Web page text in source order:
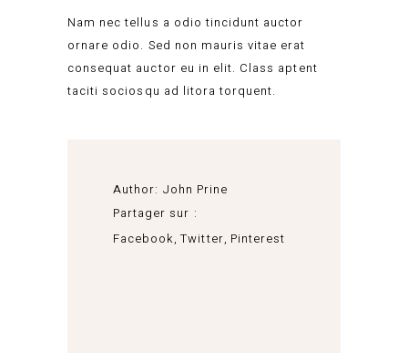
Nam nec tellus a odio tincidunt auctor
ornare odio. Sed non mauris vitae erat
consequat auctor eu in elit. Class aptent
taciti sociosqu ad litora torquent.
Author: John Prine
Partager sur :
Facebook Twitter Pinterest